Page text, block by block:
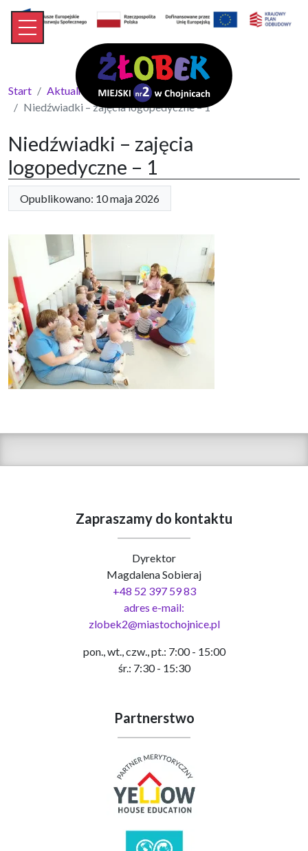
Start
Aktualności
Niedźwiadki – zajęcia logopedyczne – 1
Niedźwiadki – zajęcia
logopedyczne – 1
Opublikowano: 10 maja 2026
Zapraszamy do kontaktu
Dyrektor
Magdalena Sobieraj
+48 52 397 59 83
adres e-mail:
zlobek2@miastochojnice.pl
pon., wt., czw., pt.: 7:00 - 15:00
śr.: 7:30 - 15:30
Partnerstwo